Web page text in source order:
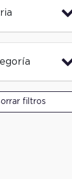
filtros